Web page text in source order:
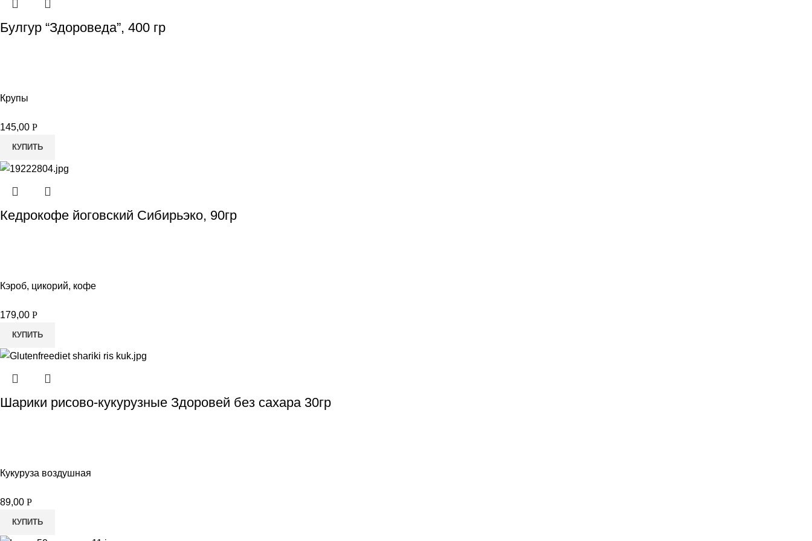
Булгур “Здороведа”, 400 гр
Крупы
145,00 Р
КУПИТЬ
Кедрокофе йоговский Сибирьэко, 90гр
Кэроб, цикорий, кофе
179,00 Р
КУПИТЬ
Шарики рисово-кукурузные Здоровей без сахара 30гр
Кукуруза воздушная
89,00 Р
КУПИТЬ